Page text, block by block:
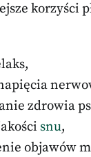
korzyści
zdrowia
snu,
objawów